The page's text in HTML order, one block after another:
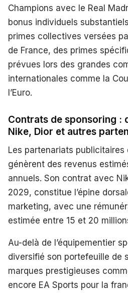
Champions avec le Real
bonus individuels
primes collectives versées
de France, des primes
prévues lors des grandes
internationales comme la
l’Euro.
Contrats de sponsoring :
Nike, Dior et autres
Les partenariats publicitaires
génèrent des revenus
annuels. Son contrat avec
2029, constitue l’épine
marketing, avec une
estimée entre 15 et 20
Au-delà de l’équipementier
diversifié son portefeuille de
marques prestigieuses
encore EA Sports pour la